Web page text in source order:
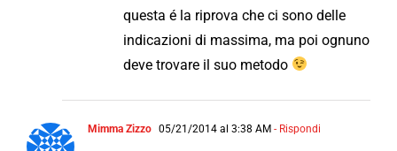
questa é la riprova che ci sono delle
indicazioni di massima, ma poi ognuno
deve trovare il suo metodo
Mimma Zizzo 05/21/2014 al 3:38 AM - Rispondi